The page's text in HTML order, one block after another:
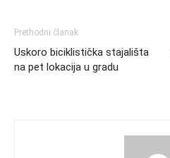
Prethodni članak
Uskoro biciklistička stajališta
na pet lokacija u gradu